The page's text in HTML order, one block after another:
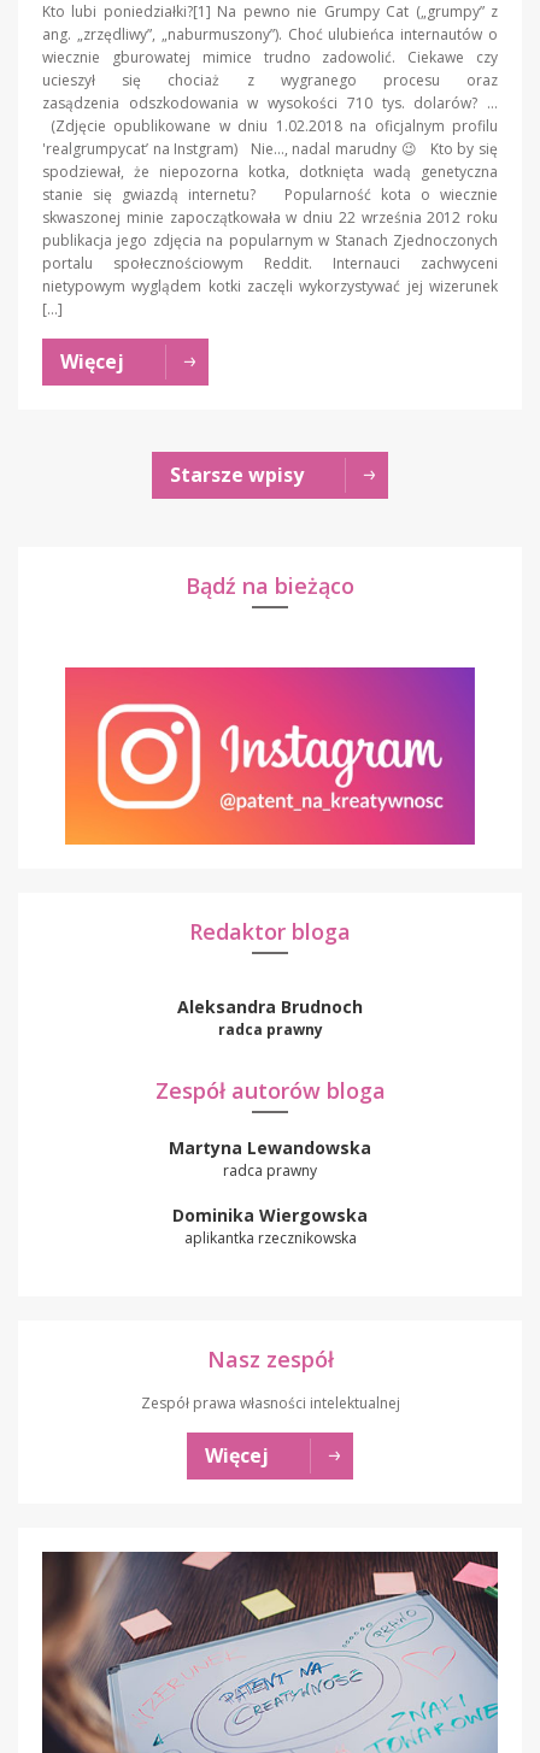
Kto lubi poniedziałki?[1] Na pewno nie Grumpy Cat („grumpy” z
ang. „zrzędliwy”, „naburmuszony”). Choć ulubieńca internautów o
wiecznie gburowatej mimice trudno zadowolić. Ciekawe czy
ucieszył się chociaż z wygranego procesu oraz
zasądzenia odszkodowania w wysokości 710 tys. dolarów? …
(Zdjęcie opublikowane w dniu 1.02.2018 na oficjalnym profilu
'realgrumpycat’ na Instgram) Nie…, nadal marudny 😉 Kto by się
spodziewał, że niepozorna kotka, dotknięta wadą genetyczna
stanie się gwiazdą internetu? Popularność kota o wiecznie
skwaszonej minie zapoczątkowała w dniu 22 września 2012 roku
publikacja jego zdjęcia na popularnym w Stanach Zjednoczonych
portalu społecznościowym Reddit. Internauci zachwyceni
nietypowym wyglądem kotki zaczęli wykorzystywać jej wizerunek
[…]
Więcej
Starsze wpisy
Bądź na bieżąco
Redaktor bloga
Aleksandra Brudnoch
radca prawny
Zespół autorów bloga
Martyna Lewandowska
radca prawny
Dominika Wiergowska
aplikantka rzecznikowska
Nasz zespół
Zespół prawa własności intelektualnej
Więcej